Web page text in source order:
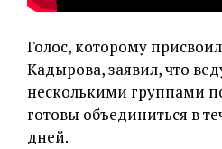
Голос, которому
Кадырова, заявил, что
несколькими группами
готовы объединиться в
дней.